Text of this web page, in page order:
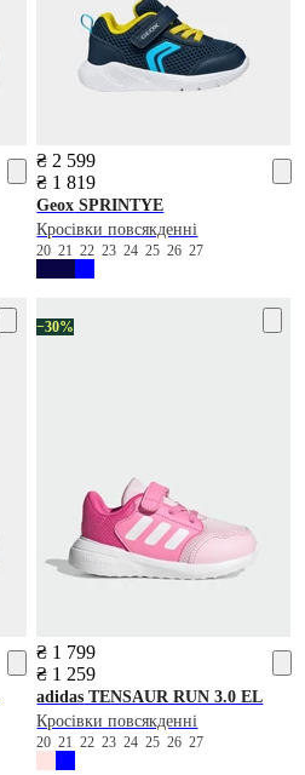
₴ 2 599
₴ 1 819
Geox SPRINTYE
Кросівки повсякденні
2021222324252627
−30%
₴ 1 799
₴ 1 259
adidas TENSAUR RUN 3.0 EL
Кросівки повсякденні
2021222324252627